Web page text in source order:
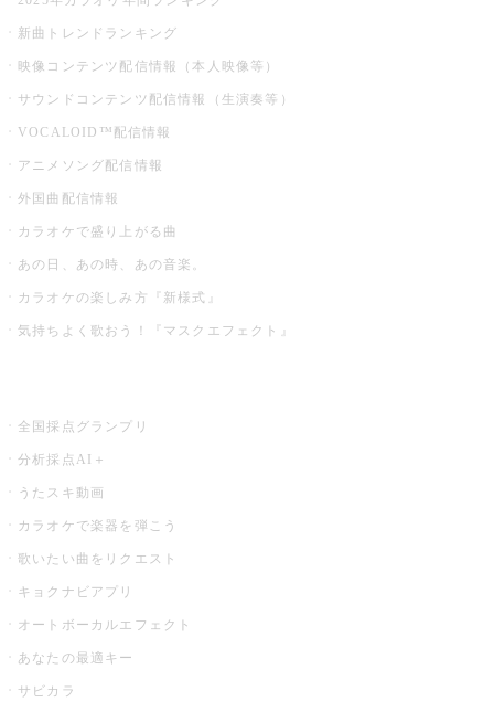
新曲トレンドランキング
映像コンテンツ配信情報（本人映像等）
サウンドコンテンツ配信情報（生演奏等）
VOCALOID™配信情報
アニメソング配信情報
外国曲配信情報
カラオケで盛り上がる曲
あの日、あの時、あの音楽。
カラオケの楽しみ方『新様式』
気持ちよく歌おう！『マスクエフェクト』
全国採点グランプリ
分析採点AI＋
うたスキ動画
カラオケで楽器を弾こう
歌いたい曲をリクエスト
キョクナビアプリ
オートボーカルエフェクト
あなたの最適キー
サビカラ